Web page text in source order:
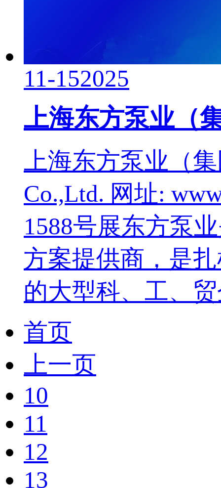
11-152025
上海东方泵业（
上海东方泵业（集
Co.,Ltd. 网址:
1588号展东方泵
方案提供商，是
的大型科、工、
首页
上一页
10
11
12
13